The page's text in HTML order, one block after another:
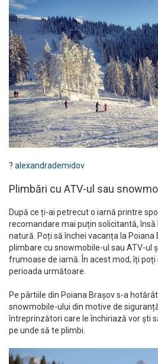
? alexandrademidov
Plimbări cu ATV-ul sau
După ce ți-ai petrecut o iarnă printre
recomandare mai puțin solicitantă, însă
natură. Poți să închei vacanța la Poiana
plimbare cu snowmobile-ul sau ATV-ul
frumoase de iarnă. În acest mod, îți
perioada următoare.
Pe pârtiile din Poiana Brașov s-a
snowmobile-ului din motive de
întreprinzători care le închiriază vor ști
pe unde să te plimbi.